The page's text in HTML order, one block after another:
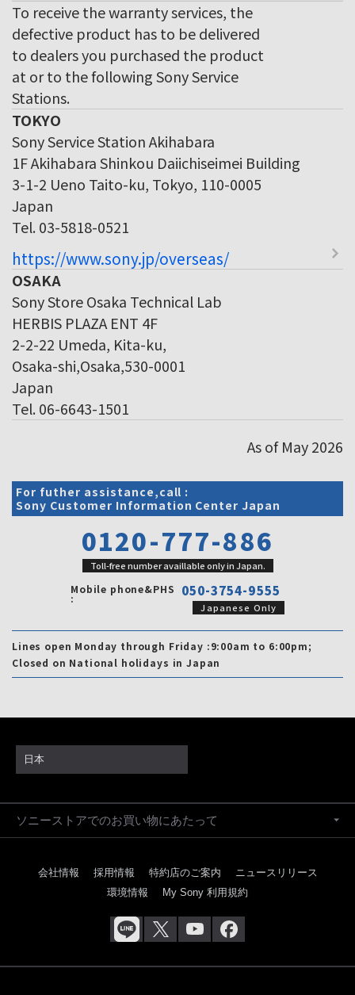
To receive the warranty services, the
defective product has to be delivered
to dealers you purchased the product
at or to the following Sony Service
Stations.
TOKYO
Sony Service Station Akihabara
1F Akihabara Shinkou Daiichiseimei Building
3-1-2 Ueno Taito-ku, Tokyo, 110-0005
Japan
Tel. 03-5818-0521
https://www.sony.jp/overseas/
OSAKA
Sony Store Osaka Technical Lab
HERBIS PLAZA ENT 4F
2-2-22 Umeda, Kita-ku,
Osaka-shi,Osaka,530-0001
Japan
Tel. 06-6643-1501
As of May 2026
For futher assistance,call :
Sony Customer Information Center Japan
0120-777-886
Toll-free number availlable only in Japan.
Mobile phone&PHS
: 050-3754-9555
Japanese Only
Lines open Monday through Friday :9:00am to 6:00pm;
Closed on National holidays in Japan
日本
ソニーストアでのお買い物にあたって
会社情報 採用情報 特約店のご案内
ニュースリリース
環境情報
My Sony 利用規約